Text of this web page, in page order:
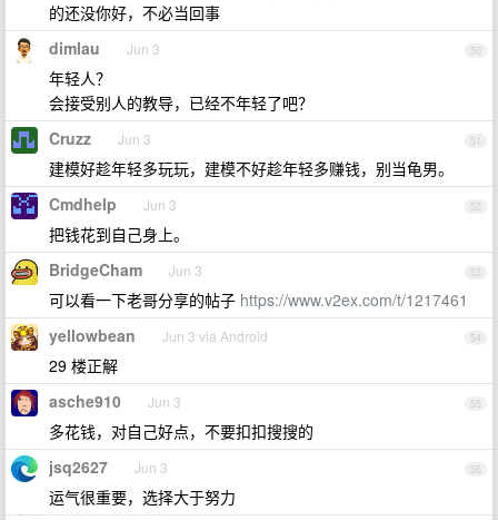
的还没你好，不必当回事
50
dimlau Jun 3
年轻人？
会接受别人的教导，已经不年轻了吧？
51
Cruzz Jun 3
建模好趁年轻多玩玩，建模不好趁年轻多赚钱，别当龟男。
52
Cmdhelp Jun 3
把钱花到自己身上。
53
BridgeCham Jun 3
可以看一下老哥分享的帖子 https://www.v2ex.com/t/1217461
54
yellowbean Jun 3 via Android
29 楼正解
55
asche910 Jun 3
多花钱，对自己好点，不要扣扣搜搜的
56
jsq2627 Jun 3
运气很重要，选择大于努力